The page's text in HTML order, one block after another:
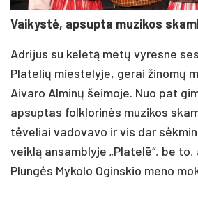
Vaikystė, apsupta muzikos
Adrijus su keletą metų vyresne
Platelių miestelyje, gerai žinomų
Aivaro Alminų šeimoje. Nuo pat
apsuptas folklorinės muzikos
tėveliai vadovavo ir vis dar
veiklą ansamblyje „Platelē“, be
Plungės Mykolo Oginskio meno